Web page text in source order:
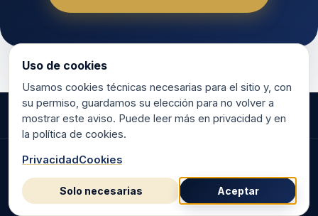
©2026RR Marketing & Consulting.
Hecho en República Dominicana para negocios dominicanos.
Privacidad·Mapa del sitio Cookies
Uso de cookies
Usamos cookies técnicas necesarias para el sitio y, con
su permiso, guardamos su elección para no volver a
mostrar este aviso. Puede leer más en privacidad y en
la política de cookies.
PrivacidadCookies
Solo necesarias Aceptar